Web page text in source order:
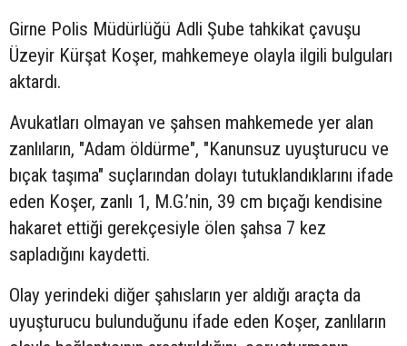
Girne Polis Müdürlüğü Adli Şube tahkikat çavuşu
Üzeyir Kürşat Koşer, mahkemeye olayla ilgili bulguları
aktardı.
Avukatları olmayan ve şahsen mahkemede yer alan
zanlıların, "Adam öldürme", "Kanunsuz uyuşturucu ve
bıçak taşıma" suçlarından dolayı tutuklandıklarını ifade
eden Koşer, zanlı 1, M.G.’nin, 39 cm bıçağı kendisine
hakaret ettiği gerekçesiyle ölen şahsa 7 kez
sapladığını kaydetti.
Olay yerindeki diğer şahısların yer aldığı araçta da
uyuşturucu bulunduğunu ifade eden Koşer, zanlıların